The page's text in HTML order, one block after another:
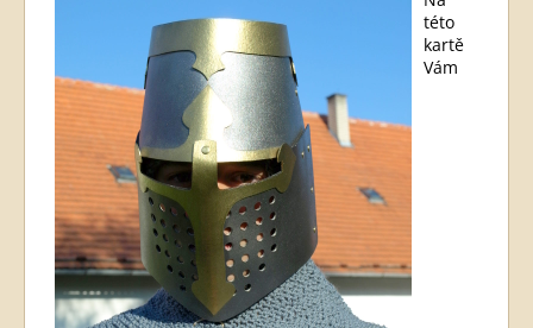
této
kartě
Vám